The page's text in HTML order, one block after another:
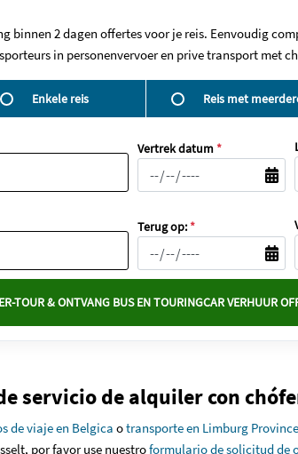
binnen 2 dagen offertes voor je reis. Eenvoudig
in personenvervoer en prive transport met
Enkele reis Reis met
Vertrek datum *
Terug op: *
TOUR & ONTVANG BUS EN TOURINGCAR VERHUUR
servicio de alquiler con
de viaje en Belgica otransporte en Limburg Province
por favor use nuestroformulario de solicitud de